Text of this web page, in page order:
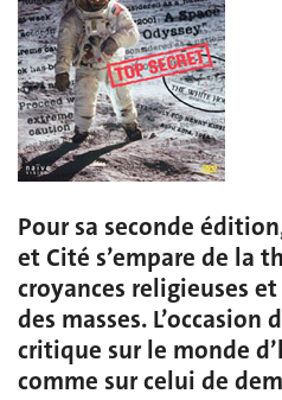
Pour sa seconde
et Cité s’empare de la
croyances religieuses
des masses. L’occasion
critique sur le monde
comme sur celui de